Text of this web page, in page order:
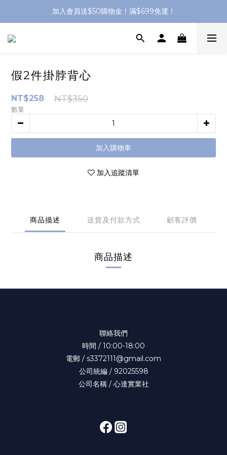
加入會員送$50購物金！滿$699免運！
加入會員送$50購物金！滿$699免運！
●官網獨家 - 生日$100購物金 - 會員集點活動
假2件掛脖背心
NT$258 NT$350
數量
加入購物車
加入追蹤清單
商品描述 送貨及付款方式 顧客評價
商品描述
聯絡我們
時間 / 10:00-18:00
電郵 / s3372111@gmail.com
公司統編 / 92025598
公司名稱 / 心達實業社